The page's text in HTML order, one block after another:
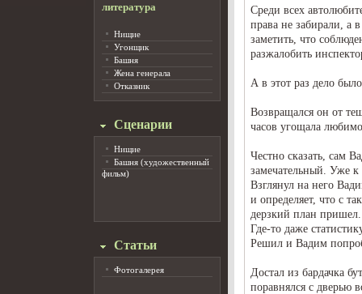
литература
Нищие
Угонщик
Башня
Жена генерала
Отказник
Сценарии
Нищие
Башня (художественный
фильм)
Статьи
Фотогалерея
Среди всех
права не забирали, а
заметить, что
разжалобить
А в этот раз дело
Возвращался он от
часов угощала
Честно сказать, сам
замечательный. Уже к
Взглянул на него
и определяет, что с
дерзкий план
Где-то даже
Решил и Вадим
Достал из бардачка
поравнялся с дверью